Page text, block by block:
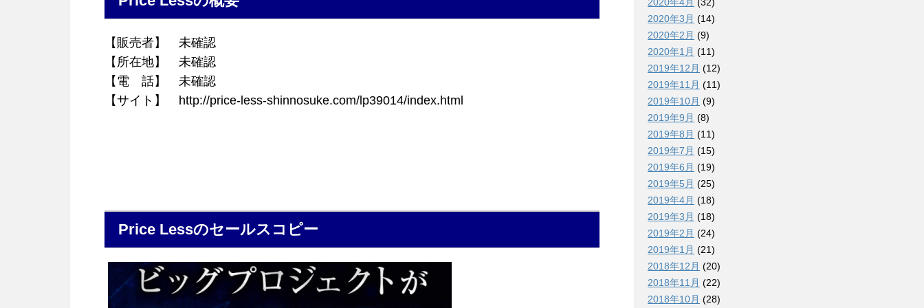
【販売者】 未確認
【所在地】 未確認
【電 話】 未確認
【サイト】 http://price-less-shinnosuke.com/lp39014/index.html
Price Lessのセールスコピー
2020年3月 (14)
2020年2月 (9)
2020年1月 (11)
2019年12月 (12)
2019年11月 (11)
2019年10月 (9)
2019年9月 (8)
2019年8月 (11)
2019年7月 (15)
2019年6月 (19)
2019年5月 (25)
2019年4月 (18)
2019年3月 (18)
2019年2月 (24)
2019年1月 (21)
2018年12月 (20)
2018年11月 (22)
2018年10月 (28)